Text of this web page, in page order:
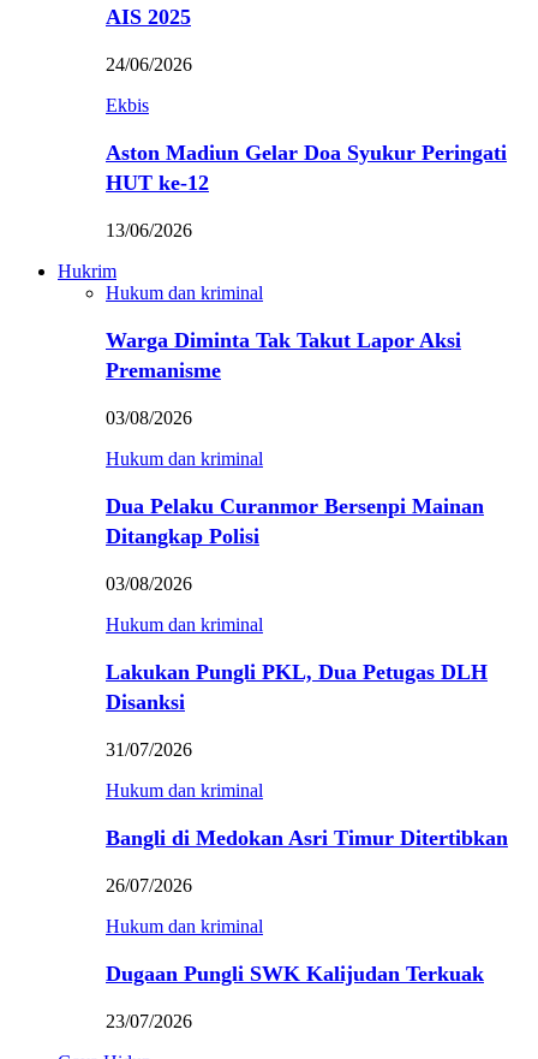
AIS 2025
24/06/2026
Ekbis
Aston Madiun Gelar Doa Syukur Peringati
HUT ke-12
13/06/2026
Hukrim
Hukum dan kriminal
Warga Diminta Tak Takut Lapor Aksi
Premanisme
03/08/2026
Hukum dan kriminal
Dua Pelaku Curanmor Bersenpi Mainan
Ditangkap Polisi
03/08/2026
Hukum dan kriminal
Lakukan Pungli PKL, Dua Petugas DLH
Disanksi
31/07/2026
Hukum dan kriminal
Bangli di Medokan Asri Timur Ditertibkan
26/07/2026
Hukum dan kriminal
Dugaan Pungli SWK Kalijudan Terkuak
23/07/2026